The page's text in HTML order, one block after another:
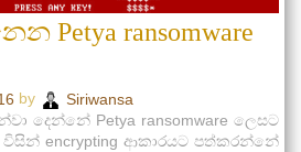
Petya ransomware
by
Siriwansa
Petya ransomware ලෙසට
encrypting ආකාරයට පත්කරන්නේ